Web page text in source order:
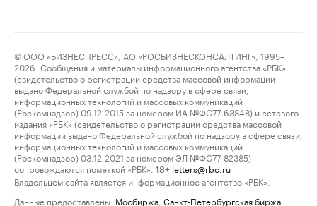
© ООО «БИЗНЕСПРЕСС», АО «РОСБИЗНЕСКОНСАЛТИНГ», 1995–
2026. Сообщения и материалы информационного агентства «РБК»
(свидетельство о регистрации средства массовой информации
выдано Федеральной службой по надзору в сфере связи,
информационных технологий и массовых коммуникаций
(Роскомнадзор) 09.12.2015 за номером ИА №ФС77-63848) и сетевого
издания «РБК» (свидетельство о регистрации средства массовой
информации выдано Федеральной службой по надзору в сфере связи,
информационных технологий и массовых коммуникаций
(Роскомнадзор) 03.12.2021 за номером ЭЛ №ФС77-82385)
сопровождаются пометкой «РБК».
18+ letters@rbc.ru
Владельцем сайта является информационное агентство «РБК».
Данные предоставлены: Мосбиржа Санкт-Петербургская биржа